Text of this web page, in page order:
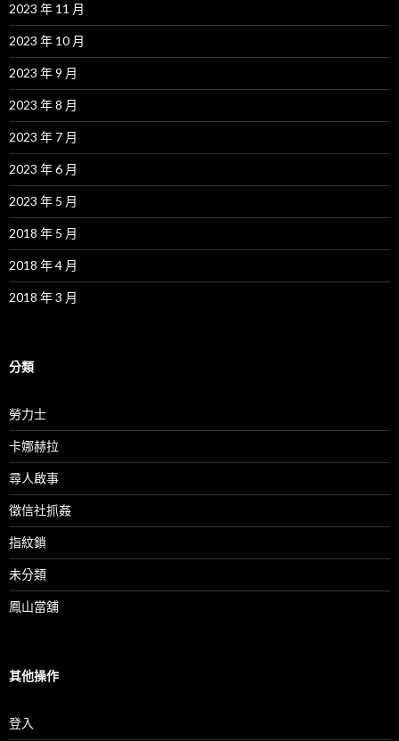
2023 年 11 月
2023 年 10 月
2023 年 9 月
2023 年 8 月
2023 年 7 月
2023 年 6 月
2023 年 5 月
2018 年 5 月
2018 年 4 月
2018 年 3 月
分類
勞力士
卡娜赫拉
尋人啟事
徵信社抓姦
指紋鎖
未分類
鳳山當舖
其他操作
登入